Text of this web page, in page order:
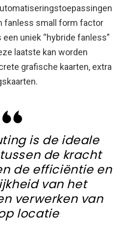
fanless small form factor
een uniek “hybride fanless”
laatste kan worden
grafische kaarten, extra
is de ideale
de kracht
de efficiëntie en
van het
verwerken van
locatie